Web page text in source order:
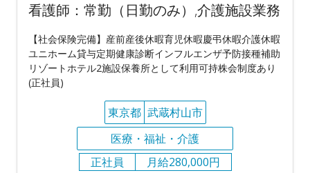
看護師：常勤（日勤のみ）,介護施設業務
【社会保険完備】産前産後休暇育児休暇慶弔休暇介護休暇
ユニホーム貸与定期健康診断インフルエンザ予防接種補助
リゾートホテル2施設保養所として利用可持株会制度あり
(正社員)
東京都 武蔵村山市
医療・福祉・介護
正社員
月給280,000円